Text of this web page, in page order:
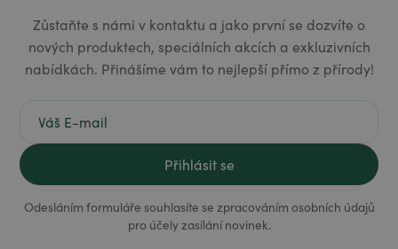
Zůstaňte s námi v kontaktu a jako první se dozvíte o
nových produktech, speciálních akcích a exkluzivních
nabídkách. Přinášíme vám to nejlepší přímo z přírody!
Odesláním formuláře souhlasíte se zpracováním osobních údajů
pro účely zasílání novinek.